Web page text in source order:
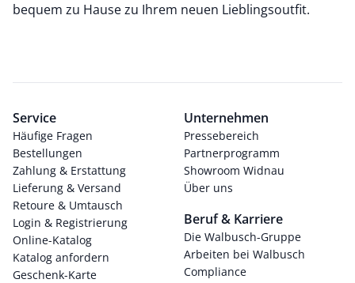
bequem zu Hause zu Ihrem neuen Lieblingsoutfit.
Service
Häufige Fragen
Bestellungen
Zahlung & Erstattung
Lieferung & Versand
Retoure & Umtausch
Login & Registrierung
Online-Katalog
Katalog anfordern
Geschenk-Karte
Unternehmen
Pressebereich
Partnerprogramm
Showroom Widnau
Über uns
Beruf & Karriere
Die Walbusch-Gruppe
Arbeiten bei Walbusch
Compliance